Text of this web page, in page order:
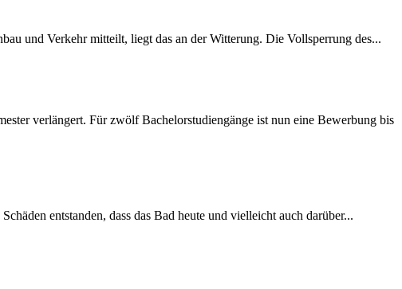
und Verkehr mitteilt, liegt das an der Witterung. Die Vollsperrung des...
verlängert. Für zwölf Bachelorstudiengänge ist nun eine Bewerbung bis
entstanden, dass das Bad heute und vielleicht auch darüber...